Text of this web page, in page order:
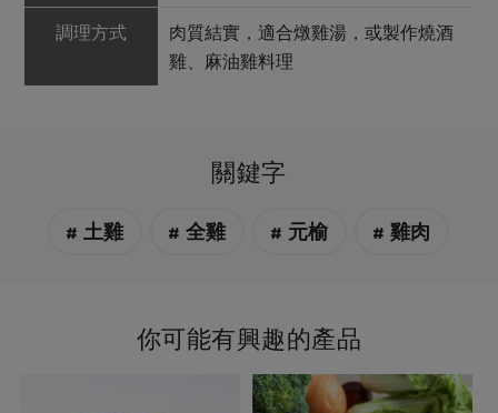
調理方式
肉質結實，適合燉雞湯，或製作燒酒
雞、麻油雞料理
關鍵字
# 土雞 # 全雞 # 元榆 # 雞肉
你可能有興趣的產品